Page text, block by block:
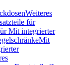
Weiteres
für
Mit integrierter
Mit